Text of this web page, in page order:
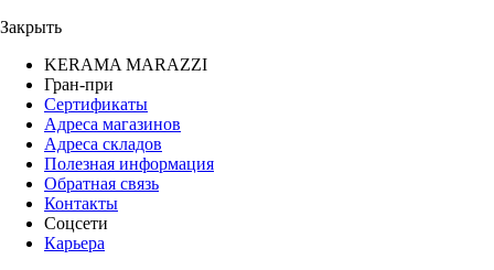
Закрыть
KERAMA MARAZZI
Гран-при
Сертификаты
Адреса магазинов
Адреса складов
Полезная информация
Обратная связь
Контакты
Соцсети
Карьера